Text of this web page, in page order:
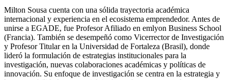
Milton Sousa cuenta con una sólida trayectoria académica
internacional y experiencia en el ecosistema emprendedor. Antes de
unirse a EGADE, fue Profesor Afiliado en emlyon Business School
(Francia). También se desempeñó como Vicerrector de Investigación
y Profesor Titular en la Universidad de Fortaleza (Brasil), donde
lideró la formulación de estrategias institucionales para la
investigación, nuevas colaboraciones académicas y políticas de
innovación. Su enfoque de investigación se centra en la estrategia y